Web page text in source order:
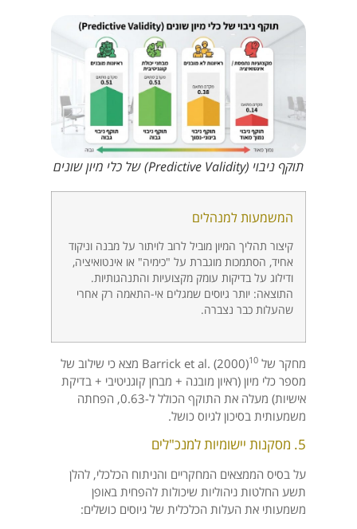
תוקף ניבוי (Predictive Validity) של כלי מיון שונים
המשמעות למנהלים
קיצור תהליך המיון מוביל לרוב לויתור על מבנה וניקוד
אחיד, הסתמכות מוגברת על "כימיה" או אינטואיציה,
ודילוג על בדיקות עומק מקצועיות והתנהגותיות.
התוצאה: יותר גיוסים שמגלים אי-התאמה רק אחרי
שהעלות כבר נצברה.
מחקר של Barrick et al. (2000) 10
מצא כי שילוב של
מספר כלי מיון (ראיון מובנה + מבחן קוגניטיבי + בדיקת
אישיות) מעלה את התוקף הכולל ל-0.63, הפחתה
משמעותית בסיכון לגיוס כושל.
5. מסקנות יישומיות למנכ"לים
על בסיס הממצאים המחקריים והניתוח הכלכלי, להלן
תשע החלטות ניהוליות שיכולות להפחית באופן
משמעותי את העלות הכלכלית של גיוסים כושלים: